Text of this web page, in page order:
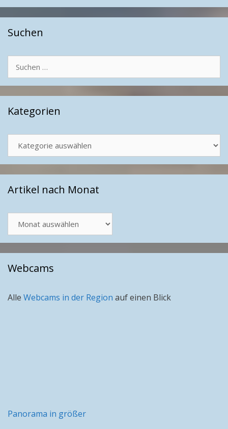
Suchen
nach:
Kategorien
Artikel nach Monat
nach
Monat
Webcams
Alle Webcams in der Region auf einen Blick
Panorama in größer